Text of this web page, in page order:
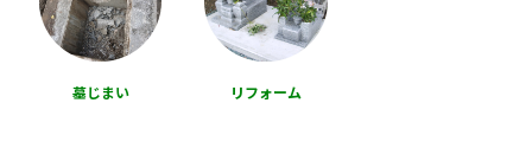
墓じまい リフォーム